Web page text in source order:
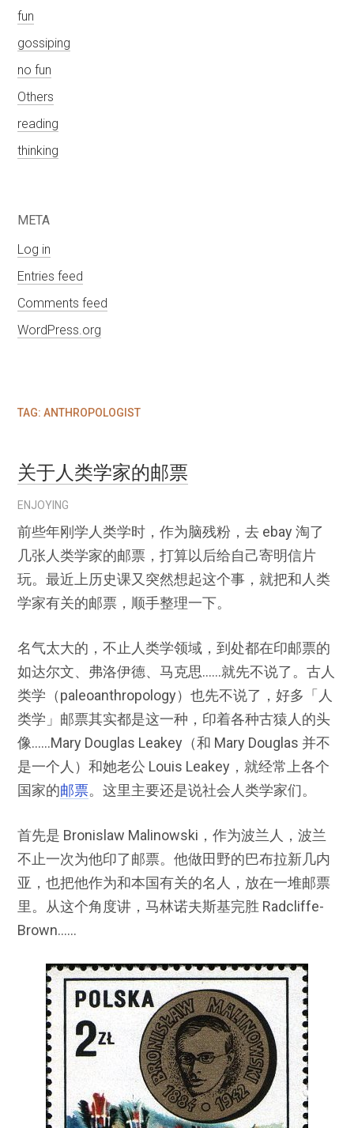
fun
gossiping
no fun
Others
reading
thinking
META
Log in
Entries feed
Comments feed
WordPress.org
TAG: ANTHROPOLOGIST
关于人类学家的邮票
ENJOYING
前些年刚学人类学时，作为脑残粉，去 ebay 淘了
几张人类学家的邮票，打算以后给自己寄明信片
玩。最近上历史课又突然想起这个事，就把和人类
学家有关的邮票，顺手整理一下。
名气太大的，不止人类学领域，到处都在印邮票的
如达尔文、弗洛伊德、马克思……就先不说了。古人
类学（paleoanthropology）也先不说了，好多「人
类学」邮票其实都是这一种，印着各种古猿人的头
像……Mary Douglas Leakey（和 Mary Douglas 并不
是一个人）和她老公 Louis Leakey，就经常上各个
国家的邮票。这里主要还是说社会人类学家们。
首先是 Bronislaw Malinowski，作为波兰人，波兰
不止一次为他印了邮票。他做田野的巴布拉新几内
亚，也把他作为和本国有关的名人，放在一堆邮票
里。从这个角度讲，马林诺夫斯基完胜 Radcliffe-
Brown……